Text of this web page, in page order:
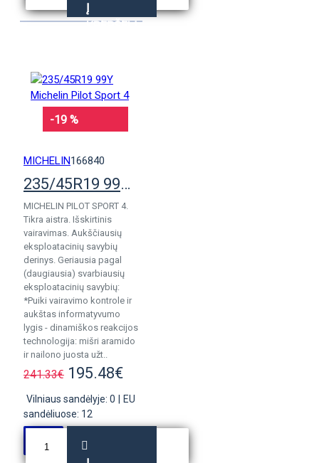
Į
KREPŠELĮ
-19 %
MICHELIN166840
235/45R19 99Y Michelin Pilot Sport 4
MICHELIN PILOT SPORT 4.
Tikra aistra. Išskirtinis
vairavimas. Aukščiausių
eksploatacinių savybių
derinys. Geriausia pagal
(daugiausia) svarbiausių
eksploatacinių savybių:
*Puiki vairavimo kontrole ir
aukštas informatyvumo
lygis - dinamiškos reakcijos
technologija: mišri aramido
ir nailono juosta užt..
241.33€ 195.48€
Vilniaus sandėlyje: 0
EU
sandėliuose: 12